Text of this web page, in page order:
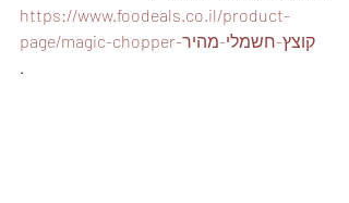
https://www.foodeals.co.il/product-
page/magic-chopper-קוצץ-חשמלי-מהיר
.